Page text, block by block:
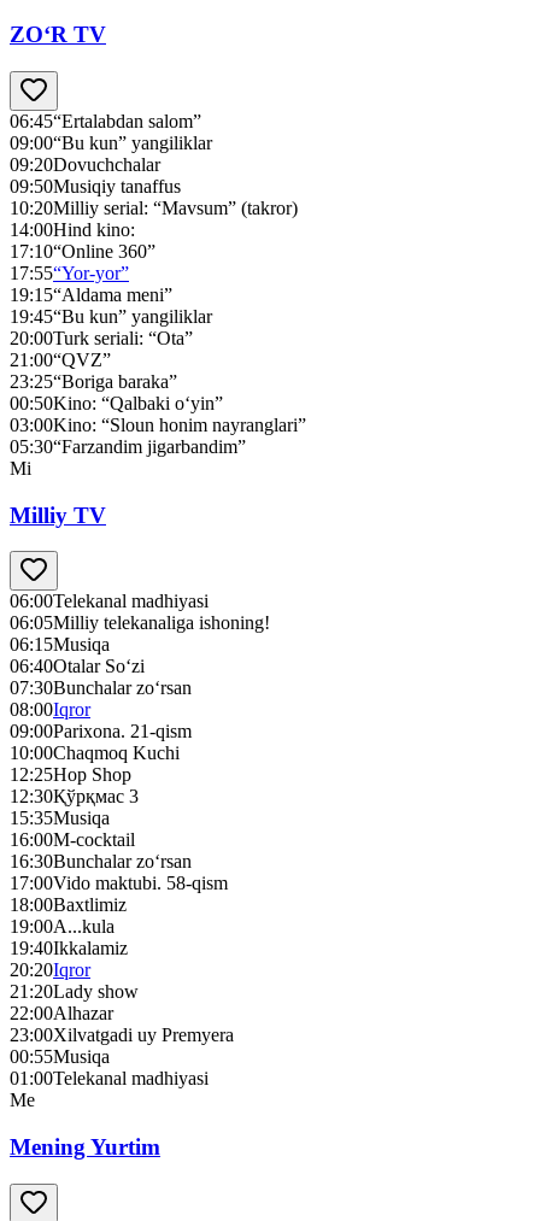
ZO‘R TV
06:45“Ertalabdan salom”
09:00“Bu kun” yangiliklar
09:20Dovuchchalar
09:50Musiqiy tanaffus
10:20Milliy serial: “Mavsum” (takror)
14:00Hind kino:
17:10“Online 360”
17:55“Yor-yor”
19:15“Aldama meni”
19:45“Bu kun” yangiliklar
20:00Turk seriali: “Ota”
21:00“QVZ”
23:25“Boriga baraka”
00:50Kino: “Qalbaki o‘yin”
03:00Kino: “Sloun honim nayranglari”
05:30“Farzandim jigarbandim”
Mi
Milliy TV
06:00Telekanal madhiyasi
06:05Milliy telekanaliga ishoning!
06:15Musiqa
06:40Otalar So‘zi
07:30Bunchalar zo‘rsan
08:00Iqror
09:00Parixona. 21-qism
10:00Chaqmoq Kuchi
12:25Hop Shop
12:30Қўрқмас 3
15:35Musiqa
16:00M-cocktail
16:30Bunchalar zo‘rsan
17:00Vido maktubi. 58-qism
18:00Baxtlimiz
19:00A...kula
19:40Ikkalamiz
20:20Iqror
21:20Lady show
22:00Alhazar
23:00Xilvatgadi uy Premyera
00:55Musiqa
01:00Telekanal madhiyasi
Me
Mening Yurtim